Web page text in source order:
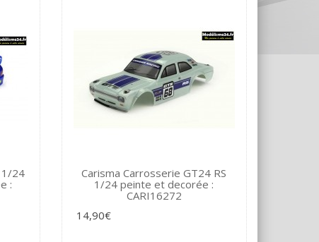
1/24
:
Carisma Carrosserie GT24 RS
1/24 peinte et decorée :
CARI16272
14,90€